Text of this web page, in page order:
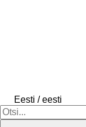
Eesti / eesti